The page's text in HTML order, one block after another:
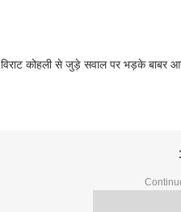
विराट कोहली से जुड़े सवाल पर भड़के बाबर